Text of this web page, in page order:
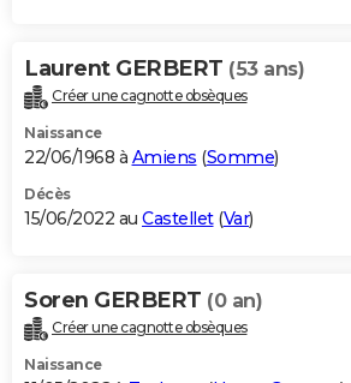
Laurent GERBERT (53 ans)
Créer une cagnotte obsèques
Naissance
22/06/1968 à Amiens (Somme)
Décès
15/06/2022 au Castellet(Var)
Soren GERBERT (0 an)
Créer une cagnotte obsèques
Naissance